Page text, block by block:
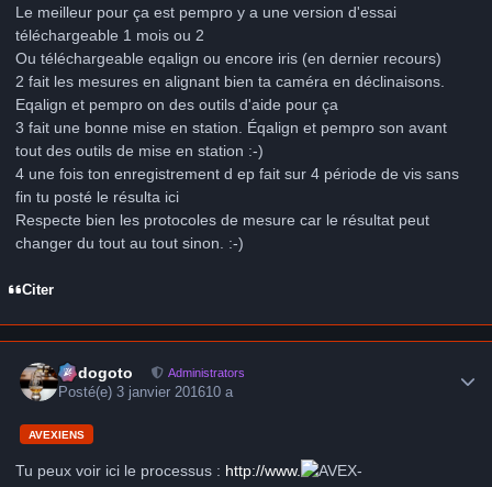
Le meilleur pour ça est pempro y a une version d'essai
téléchargeable 1 mois ou 2
Ou téléchargeable eqalign ou encore iris (en dernier recours)
2 fait les mesures en alignant bien ta caméra en déclinaisons.
Eqalign et pempro on des outils d'aide pour ça
3 fait une bonne mise en station. Éqalign et pempro son avant
tout des outils de mise en station :-)
4 une fois ton enregistrement d ep fait sur 4 période de vis sans
fin tu posté le résulta ici
Respecte bien les protocoles de mesure car le résultat peut
changer du tout au tout sinon. :-)
Citer
frédogoto Administrators
Posté(e)3 janvier 201610 a
AVEXIENS
Tu peux voir ici le processus : http://www.
-